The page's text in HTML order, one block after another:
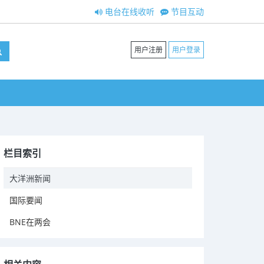
节目互动
电台在线收听
用户注册 用户登录
栏目索引
大洋洲新闻
国际要闻
BNE在两会